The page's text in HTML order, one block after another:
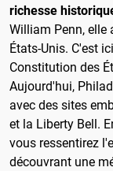
richesse
William Penn, elle
États-Unis. C'est
Constitution des
Aujourd'hui,
avec des sites
et la Liberty Bell.
vous ressentirez
découvrant une